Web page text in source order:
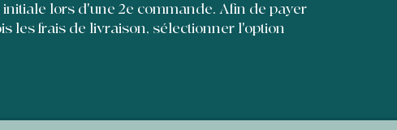
lors d'une 2e commande. Afin de payer
les frais de livraison, sélectionner l'option